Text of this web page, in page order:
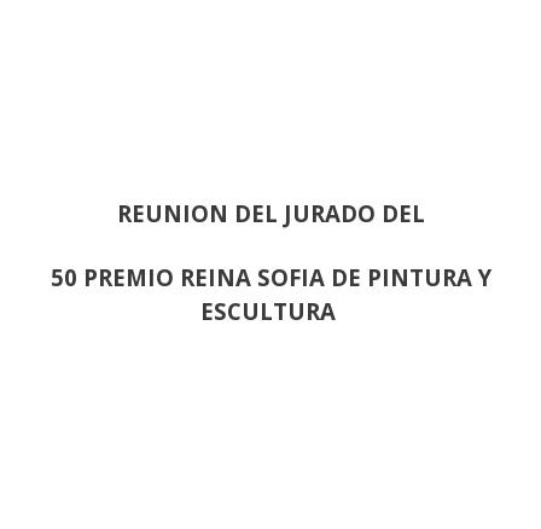
REUNION DEL JURADO DEL
50 PREMIO REINA SOFIA DE PINTURA Y
ESCULTURA